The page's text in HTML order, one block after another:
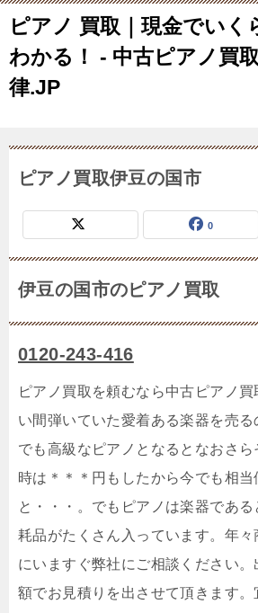
ピアノ 買取｜現金でいく
わかる！ - 中古ピアノ買
律.JP
ピアノ買取伊豆の国市
0
伊豆の国市のピアノ買取
0120-243-416
ピアノ買取を頼むなら中古ピアノ
い間弾いていた愛着ある楽器を売る
でも高級なピアノとなるとなおさら
時は＊＊＊円もしたから今でも相当
と・・・。でもピアノは楽器であ
耗品がたくさん入っています。年
にいますぐ弊社にご相談ください
額でお見積りを出させて頂きます。